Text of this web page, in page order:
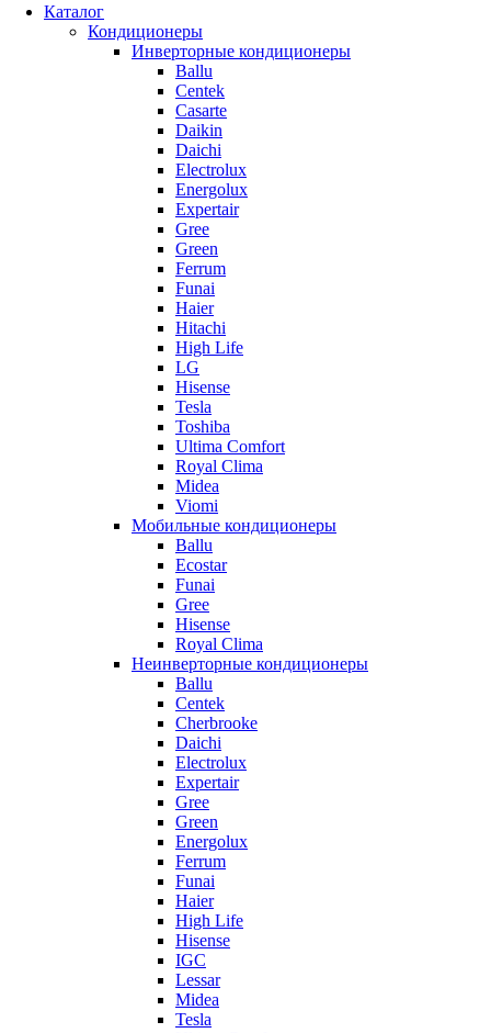
Каталог
Кондиционеры
Инверторные кондиционеры
Ballu
Centek
Casarte
Daikin
Daichi
Electrolux
Energolux
Expertair
Gree
Green
Ferrum
Funai
Haier
Hitachi
High Life
LG
Hisense
Tesla
Toshiba
Ultima Comfort
Royal Clima
Midea
Viomi
Мобильные кондиционеры
Ballu
Ecostar
Funai
Gree
Hisense
Royal Clima
Неинверторные кондиционеры
Ballu
Centek
Cherbrooke
Daichi
Electrolux
Expertair
Gree
Green
Energolux
Ferrum
Funai
Haier
High Life
Hisense
IGC
Lessar
Midea
Tesla